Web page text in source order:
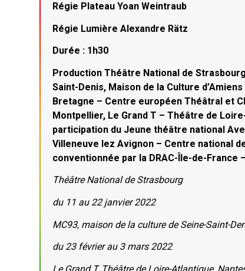
Régie Plateau Yoan Weintraub
Régie Lumière Alexandre Rätz
Durée : 1h30
Production Théâtre National de
Saint-Denis, Maison de la Culture
Bretagne – Centre européen Théâtral et
Montpellier, Le Grand T – Théâtre de
participation du Jeune théâtre national
Villeneuve lez Avignon – Centre national
conventionnée par la DRAC-Île-de-France
Théâtre National de Strasbourg
du 11 au 22 janvier 2022
MC93, maison de la culture de Seine-Saint-
du 23 février au 3 mars 2022